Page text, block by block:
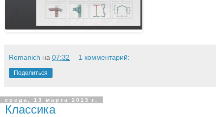
Romanich на 07:32 1 комментарий:
Поделиться
среда, 13 марта 2013 г.
Классика